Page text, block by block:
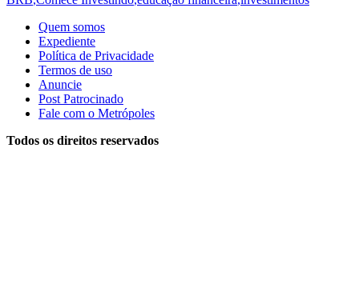
Quem somos
Expediente
Política de Privacidade
Termos de uso
Anuncie
Post Patrocinado
Fale com o Metrópoles
Todos os direitos reservados